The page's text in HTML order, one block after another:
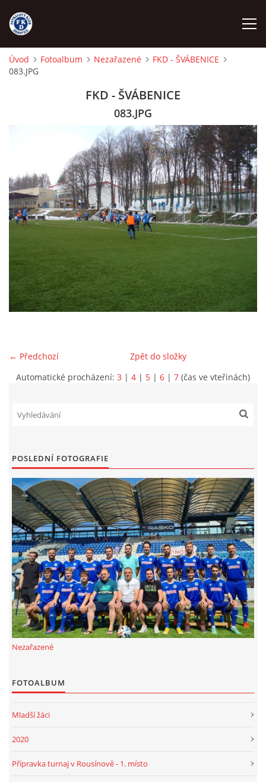
ÚVOD
FKD B
STARŠÍ DOROST
STARŠÍ ŽÁCI
MLADŠÍ ŽÁCI
STARŠÍ PŘÍPRAVKA R 2012 + 2013
ARCHÍV
DOTACE
FKD, z.s.
Drnovice 704
68304 Drnovice
ičo 27005305
č.ú. 3227086359 / 0800
© 2026 eStránky.cz |RSS
Úvod Fotoalbum Nezařazené
FKD - ŠVÁBENICE
083.JPG
FKD - ŠVÁBENICE
083.JPG
← Předchozí
Zpět do složky
Automatické procházení: 3 | 4 | 5 | 6 | 7 (čas ve vteřinách)
POSLEDNÍ FOTOGRAFIE
Nezařazené
FOTOALBUM
Mladší žáci
2020
Přípravka turnaj v Rousínově - 1. místo